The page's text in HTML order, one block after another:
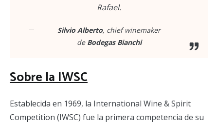
Rafael.
Silvio Alberto, chief winemaker
de Bodegas Bianchi
Sobre la IWSC
Establecida en 1969, la International Wine & Spirit
Competition (IWSC) fue la primera competencia de su